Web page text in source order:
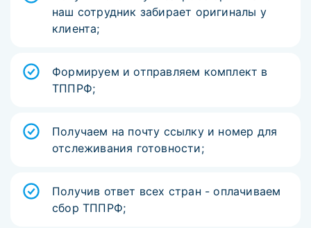
наш сотрудник забирает оригиналы у
клиента;
Формируем и отправляем комплект в
ТППРФ;
Получаем на почту ссылку и номер для
отслеживания готовности;
Получив ответ всех стран - оплачиваем
сбор ТППРФ;